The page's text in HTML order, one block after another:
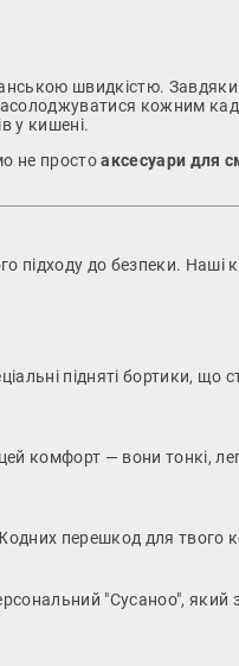
швидкістю.
кожним
у кишені.
не простоаксесуари для
до безпеки. Наші
підняті бортики,
комфорт — вони тонкі,
перешкод для твого
"Сусаноо", який